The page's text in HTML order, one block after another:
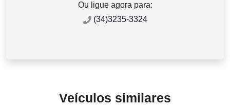
Ou ligue agora para:
(34)3235-3324
Veículos similares